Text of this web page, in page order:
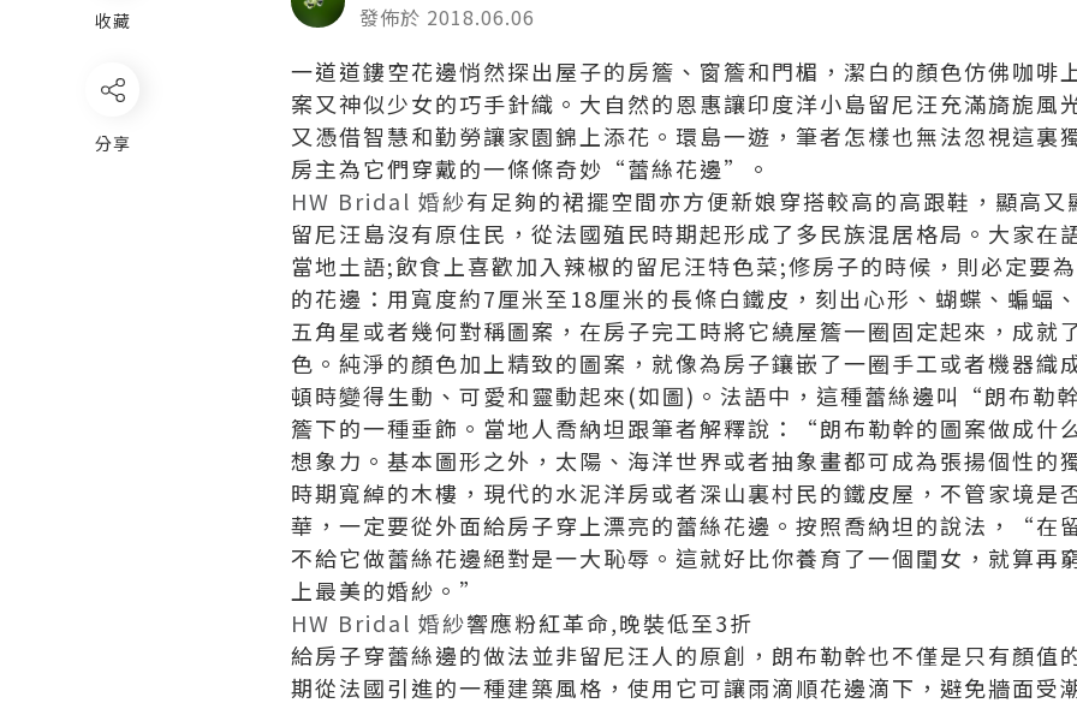
發佈於 2018.06.06
一道道鏤空花邊悄然探出屋子的房簷、窗簷和門楣，潔白的顏色仿佛咖啡
案又神似少女的巧手針織。大自然的恩惠讓印度洋小島留尼汪充滿旖旎風
又憑借智慧和勤勞讓家園錦上添花。環島一遊，筆者怎樣也無法忽視這裏
房主為它們穿戴的一條條奇妙“蕾絲花邊”。
HW Bridal 婚紗有足夠的裙擺空間亦方便新娘穿搭較高的高跟鞋，顯高又
留尼汪島沒有原住民，從法國殖民時期起形成了多民族混居格局。大家在
當地土語;飲食上喜歡加入辣椒的留尼汪特色菜;修房子的時候，則必定要
的花邊：用寬度約7厘米至18厘米的長條白鐵皮，刻出心形、蝴蝶、蝙蝠
五角星或者幾何對稱圖案，在房子完工時將它繞屋簷一圈固定起來，成就
色。純淨的顏色加上精致的圖案，就像為房子鑲嵌了一圈手工或者機器織
頓時變得生動、可愛和靈動起來(如圖)。法語中，這種蕾絲邊叫“朗布勒
簷下的一種垂飾。當地人喬納坦跟筆者解釋說：“朗布勒幹的圖案做成什
想象力。基本圖形之外，太陽、海洋世界或者抽象畫都可成為張揚個性
時期寬綽的木樓，現代的水泥洋房或者深山裏村民的鐵皮屋，不管家境是
華，一定要從外面給房子穿上漂亮的蕾絲花邊。按照喬納坦的說法，“在
不給它做蕾絲花邊絕對是一大恥辱。這就好比你養育了一個閨女，就算再
上最美的婚紗。”
HW Bridal 婚紗響應粉紅革命,晚裝低至3折
給房子穿蕾絲邊的做法並非留尼汪人的原創，朗布勒幹也不僅是只有顏值
期從法國引進的一種建築風格，使用它可讓雨滴順花邊滴下，避免牆面受
收藏
分享